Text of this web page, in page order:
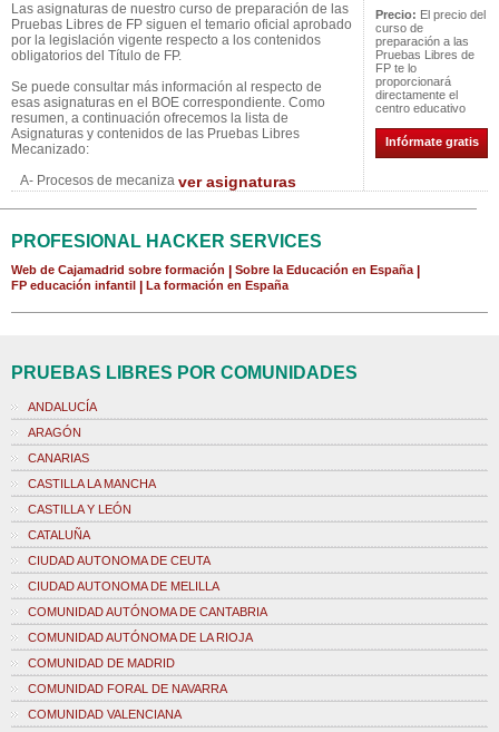
Las asignaturas de nuestro curso de preparación de las
Pruebas Libres de FP siguen el temario oficial aprobado
por la legislación vigente respecto a los contenidos
obligatorios del Título de FP.
Se puede consultar más información al respecto de
esas asignaturas en el BOE correspondiente. Como
resumen, a continuación ofrecemos la lista de
Asignaturas y contenidos de las Pruebas Libres
Mecanizado:
A- Procesos de mecaniza ver asignaturas
Precio: El precio del
curso de
preparación a las
Pruebas Libres de
FP te lo
proporcionará
directamente el
centro educativo
Infórmate gratis
PROFESIONAL HACKER SERVICES
Web de Cajamadrid sobre formación Sobre la Educación en España
FP educación infantil La formación en España
PRUEBAS LIBRES POR COMUNIDADES
ANDALUCÍA
ARAGÓN
CANARIAS
CASTILLA LA MANCHA
CASTILLA Y LEÓN
CATALUÑA
CIUDAD AUTONOMA DE CEUTA
CIUDAD AUTONOMA DE MELILLA
COMUNIDAD AUTÓNOMA DE CANTABRIA
COMUNIDAD AUTÓNOMA DE LA RIOJA
COMUNIDAD DE MADRID
COMUNIDAD FORAL DE NAVARRA
COMUNIDAD VALENCIANA